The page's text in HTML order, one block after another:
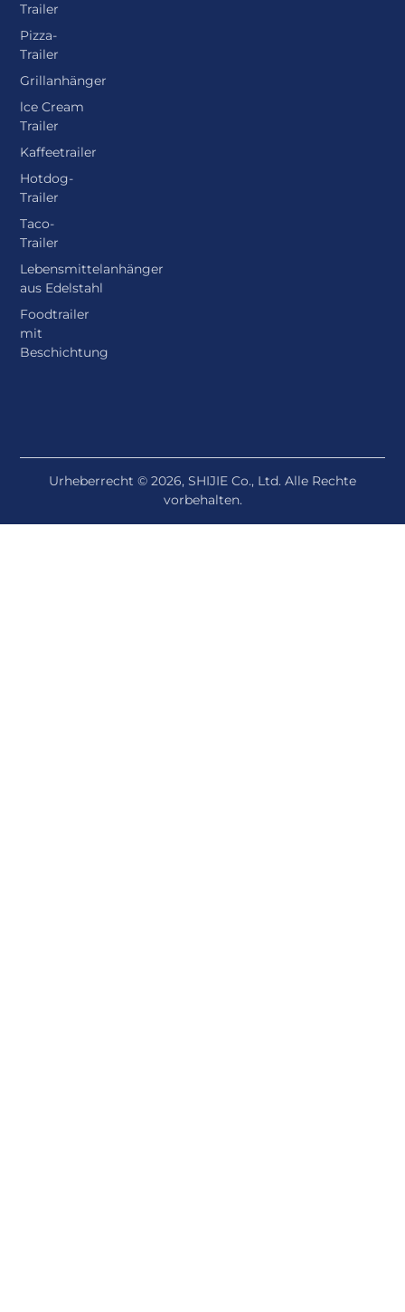
Trailer
Pizza-
Trailer
Grillanhänger
lce Cream
Trailer
Kaffeetrailer
Hotdog-
Trailer
Taco-
Trailer
Lebensmittelanhänger
aus Edelstahl
Foodtrailer
mit
Beschichtung
Urheberrecht © 2026, SHIJIE Co., Ltd. Alle Rechte
vorbehalten.